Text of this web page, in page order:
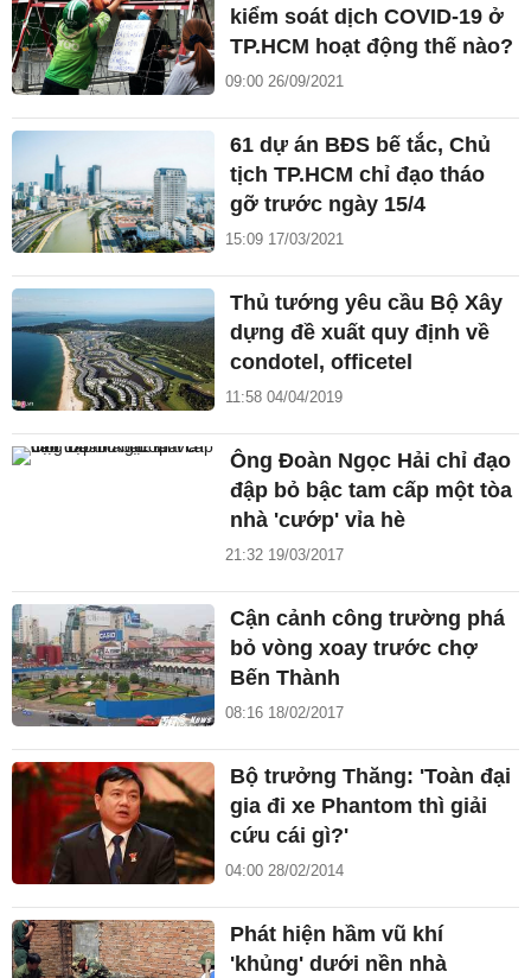
kiểm soát dịch COVID-19 ở
TP.HCM hoạt động thế nào?
09:00 26/09/2021
61 dự án BĐS bế tắc, Chủ
tịch TP.HCM chỉ đạo tháo
gỡ trước ngày 15/4
15:09 17/03/2021
Thủ tướng yêu cầu Bộ Xây
dựng đề xuất quy định về
condotel, officetel
11:58 04/04/2019
Ông Đoàn Ngọc Hải chỉ đạo
đập bỏ bậc tam cấp một tòa
nhà 'cướp' vỉa hè
21:32 19/03/2017
Cận cảnh công trường phá
bỏ vòng xoay trước chợ
Bến Thành
08:16 18/02/2017
Bộ trưởng Thăng: 'Toàn đại
gia đi xe Phantom thì giải
cứu cái gì?'
04:00 28/02/2014
Phát hiện hầm vũ khí
'khủng' dưới nền nhà